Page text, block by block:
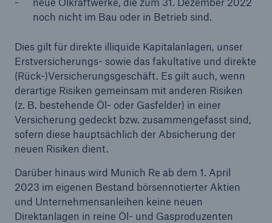
noch nicht im Bau oder in Betrieb sind.
Dies gilt für direkte illiquide Kapitalanlagen, unser
Erstversicherungs- sowie das fakultative und direkte
(Rück-)Versicherungsgeschäft. Es gilt auch, wenn
derartige Risiken gemeinsam mit anderen Risiken
(z. B. bestehende Öl- oder Gasfelder) in einer
Versicherung gedeckt bzw. zusammengefasst sind,
sofern diese hauptsächlich der Absicherung der
neuen Risiken dient.
Darüber hinaus wird Munich Re ab dem 1. April
2023 im eigenen Bestand börsennotierter Aktien
und Unternehmensanleihen keine neuen
Direktanlagen in reine Öl- und Gasproduzenten
Naturkatastrophen
Versicherungslücke: der Anteil der nicht
versicherten Schäden aus Naturkatastrophen
seit 1980 beträgt
71.8%